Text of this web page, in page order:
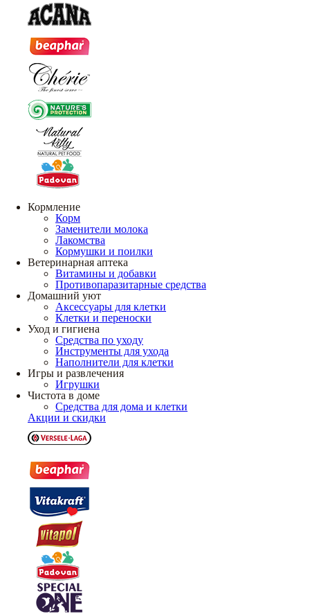
Кормление
Корм
Заменители молока
Лакомства
Кормушки и поилки
Ветеринарная аптека
Витамины и добавки
Противопаразитарные средства
Домашний уют
Аксессуары для клетки
Клетки и переноски
Уход и гигиена
Средства по уходу
Инструменты для ухода
Наполнители для клетки
Игры и развлечения
Игрушки
Чистота в доме
Средства для дома и клетки
Акции и скидки